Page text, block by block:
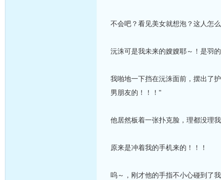
不会吧？看见美女就想泡？这人怎
沅洙可是我未来的嫂嫂耶～！是羽
我啪地一下挡在沅洙面前，摆出了
男朋友的！！！"
他居然板着一张扑克脸，理都没理
原来是冲着我的手机来的！！！
呜～，刚才他的手指不小心碰到了